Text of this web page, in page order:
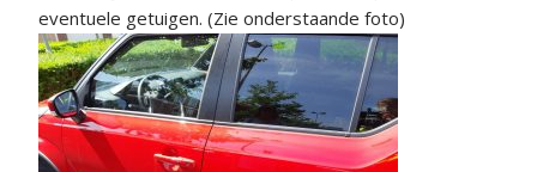
eventuele getuigen. (Zie onderstaande foto)